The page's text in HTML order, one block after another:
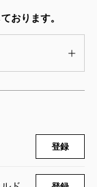
おります。
登録